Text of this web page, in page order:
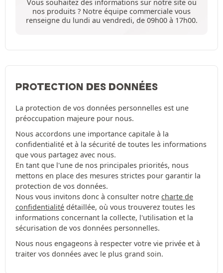
Vous souhaitez des informations sur notre site ou
nos produits ? Notre équipe commerciale vous
renseigne du lundi au vendredi, de 09h00 à 17h00.
PROTECTION DES DONNÉES
La protection de vos données personnelles est une
préoccupation majeure pour nous.
Nous accordons une importance capitale à la
confidentialité et à la sécurité de toutes les informations
que vous partagez avec nous.
En tant que l'une de nos principales priorités, nous
mettons en place des mesures strictes pour garantir la
protection de vos données.
Nous vous invitons donc à consulter notre charte de
confidentialité détaillée, où vous trouverez toutes les
informations concernant la collecte, l'utilisation et la
sécurisation de vos données personnelles.
Nous nous engageons à respecter votre vie privée et à
traiter vos données avec le plus grand soin.